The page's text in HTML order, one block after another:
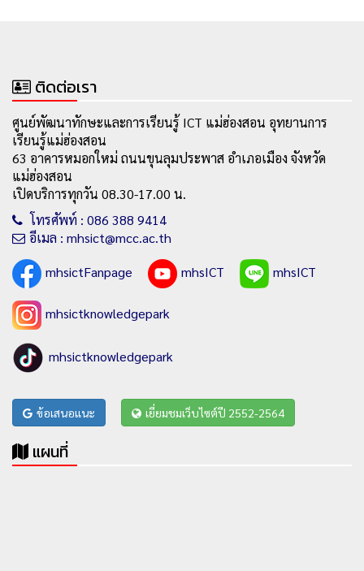
ติดต่อเรา
ศูนย์พัฒนาทักษะและการเรียนรู้ ICT แม่ฮ่องสอน อุทยานการ
เรียนรู้แม่ฮ่องสอน
63 อาคารหมอกใหม่ ถนนขุนลุมประพาส อำเภอเมือง จังหวัด
แม่ฮ่องสอน
เปิดบริการทุกวัน 08.30-17.00 น.
โทรศัพท์ : 086 388 9414
อีเมล : mhsict@mcc.ac.th
mhsictFanpage
mhsICT mhsICT
mhsictknowledgepark
mhsictknowledgepark
ข้อเสนอแนะ เยี่ยมชมเว็บไซต์ปี 2552-2564
แผนที่